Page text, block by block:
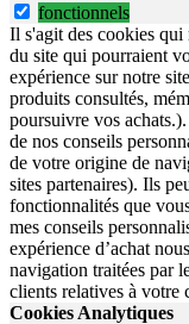
fonctionnels
Il s'agit des cookies qui
du site qui pourraient
expérience sur notre
produits consultés,
poursuivre vos
de nos conseils
de votre origine de
sites partenaires). Ils
fonctionnalités que
mes conseils
expérience d’achat
navigation traitées par
clients relatives à votre
Cookies Analytiques